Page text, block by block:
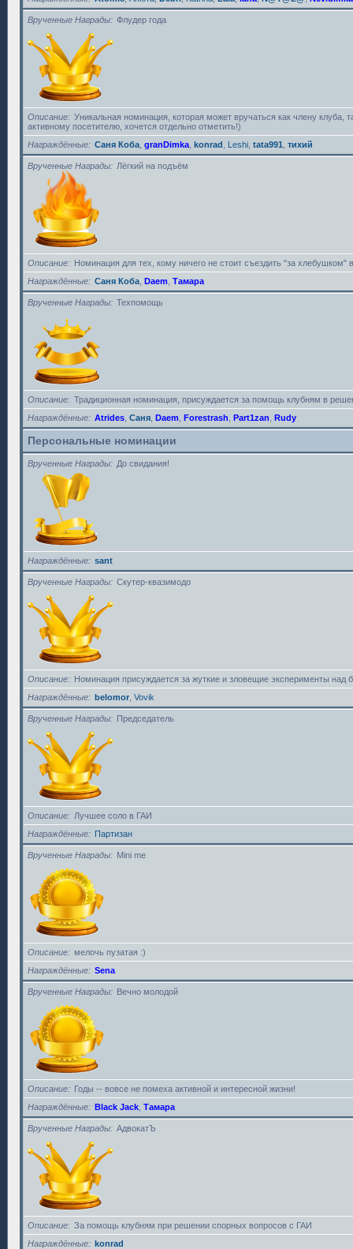
Врученные Награды Флудер года
Описание
Уникальная номинация, которая может вручаться как члену
активному посетителю, хочется отдельно отметить!)
Награждённые
Саня Коба granDimka konrad Leshi tata991 тихий
Врученные Награды Лёгкий на подъём
Описание
Номинация для тех, кому ничего не стоит съездить "за хлебушком"
Награждённые
Саня Коба Daem Тамара
Врученные Награды Техпомощь
Описание
Традиционная номинация, присуждается за помощь клубням в
Награждённые
Atrides Саня Daem Forestrash Part1zan Rudy
Персональные номинации
Врученные Награды До свидания!
Награждённые sant
Врученные Награды Скутер-квазимодо
Описание
Номинация присуждается за жуткие и зловещие эксперименты над
Награждённые
belomor Vovik
Врученные Награды Председатель
Описание
Лучшее соло в ГАИ
Награждённые
Партизан
Врученные Награды Mini me
Описание
мелочь пузатая :)
Награждённые
Sena
Врученные Награды Вечно молодой
Описание
Годы -- вовсе не помеха активной и интересной жизни!
Награждённые
Black Jack Тамара
Врученные Награды АдвокатЪ
Описание
За помощь клубням при решении спорных вопросов с ГАИ
Награждённые
konrad